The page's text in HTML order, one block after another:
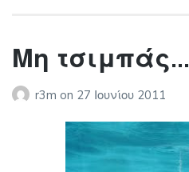
Μη τσιμπάς…
r3m on 27 Ιουνίου 2011